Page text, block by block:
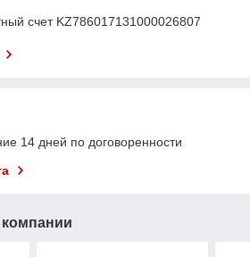
счет KZ786017131000026807
14 дней по договоренности